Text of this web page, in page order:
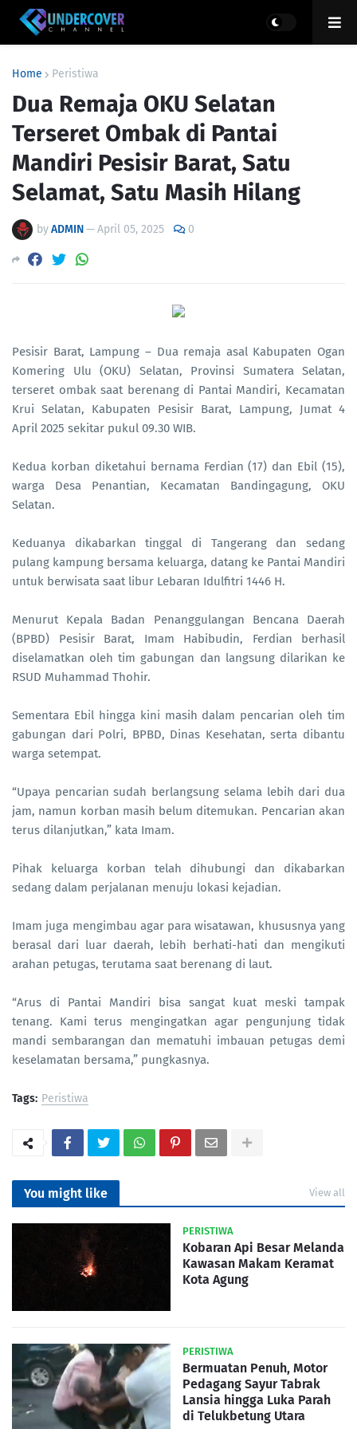
Home Peristiwa
Dua Remaja OKU Selatan
Terseret Ombak di Pantai
Mandiri Pesisir Barat, Satu
Selamat, Satu Masih Hilang
byADMIN—April 05, 2025 0
Pesisir Barat, Lampung – Dua remaja asal Kabupaten Ogan
Komering Ulu (OKU) Selatan, Provinsi Sumatera Selatan,
terseret ombak saat berenang di Pantai Mandiri, Kecamatan
Krui Selatan, Kabupaten Pesisir Barat, Lampung, Jumat 4
April 2025 sekitar pukul 09.30 WIB.
Kedua korban diketahui bernama Ferdian (17) dan Ebil (15),
warga Desa Penantian, Kecamatan Bandingagung, OKU
Selatan.
Keduanya dikabarkan tinggal di Tangerang dan sedang
pulang kampung bersama keluarga, datang ke Pantai Mandiri
untuk berwisata saat libur Lebaran Idulfitri 1446 H.
Menurut Kepala Badan Penanggulangan Bencana Daerah
(BPBD) Pesisir Barat, Imam Habibudin, Ferdian berhasil
diselamatkan oleh tim gabungan dan langsung dilarikan ke
RSUD Muhammad Thohir.
Sementara Ebil hingga kini masih dalam pencarian oleh tim
gabungan dari Polri, BPBD, Dinas Kesehatan, serta dibantu
warga setempat.
“Upaya pencarian sudah berlangsung selama lebih dari dua
jam, namun korban masih belum ditemukan. Pencarian akan
terus dilanjutkan,” kata Imam.
Pihak keluarga korban telah dihubungi dan dikabarkan
sedang dalam perjalanan menuju lokasi kejadian.
Imam juga mengimbau agar para wisatawan, khususnya yang
berasal dari luar daerah, lebih berhati-hati dan mengikuti
arahan petugas, terutama saat berenang di laut.
“Arus di Pantai Mandiri bisa sangat kuat meski tampak
tenang. Kami terus mengingatkan agar pengunjung tidak
mandi sembarangan dan mematuhi imbauan petugas demi
keselamatan bersama,” pungkasnya.
Tags: Peristiwa
You might like View all
PERISTIWA
Kobaran Api Besar Melanda
Kawasan Makam Keramat
Kota Agung
PERISTIWA
Bermuatan Penuh, Motor
Pedagang Sayur Tabrak
Lansia hingga Luka Parah
di Telukbetung Utara